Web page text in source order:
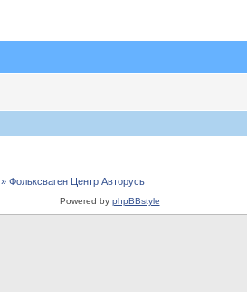
» Фольксваген Центр Авторусь
Powered by phpBBstyle